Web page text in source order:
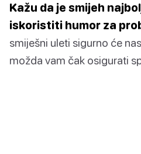
Kažu da je smijeh
iskoristiti humor za
smiješni uleti sigurno će
možda vam čak osigurati